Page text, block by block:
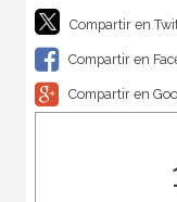
Compartir en
Compartir en
Compartir en